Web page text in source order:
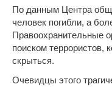
По данным Центра
человек погибли, а
Правоохранительные
поиском террористов,
скрыться.
Очевидцы этого